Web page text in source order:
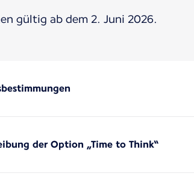
gültig ab dem 2. Juni 2026.
der Option „Time to Think“